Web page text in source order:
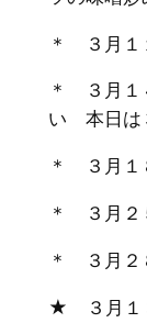
＊ ３月１
＊ ３月１
い 本日は
＊ ３月１
＊ ３月２
＊ ３月２
★ ３月１